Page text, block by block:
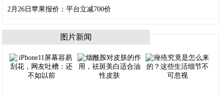
2月26日苹果报价：平台立减700价
图片新闻